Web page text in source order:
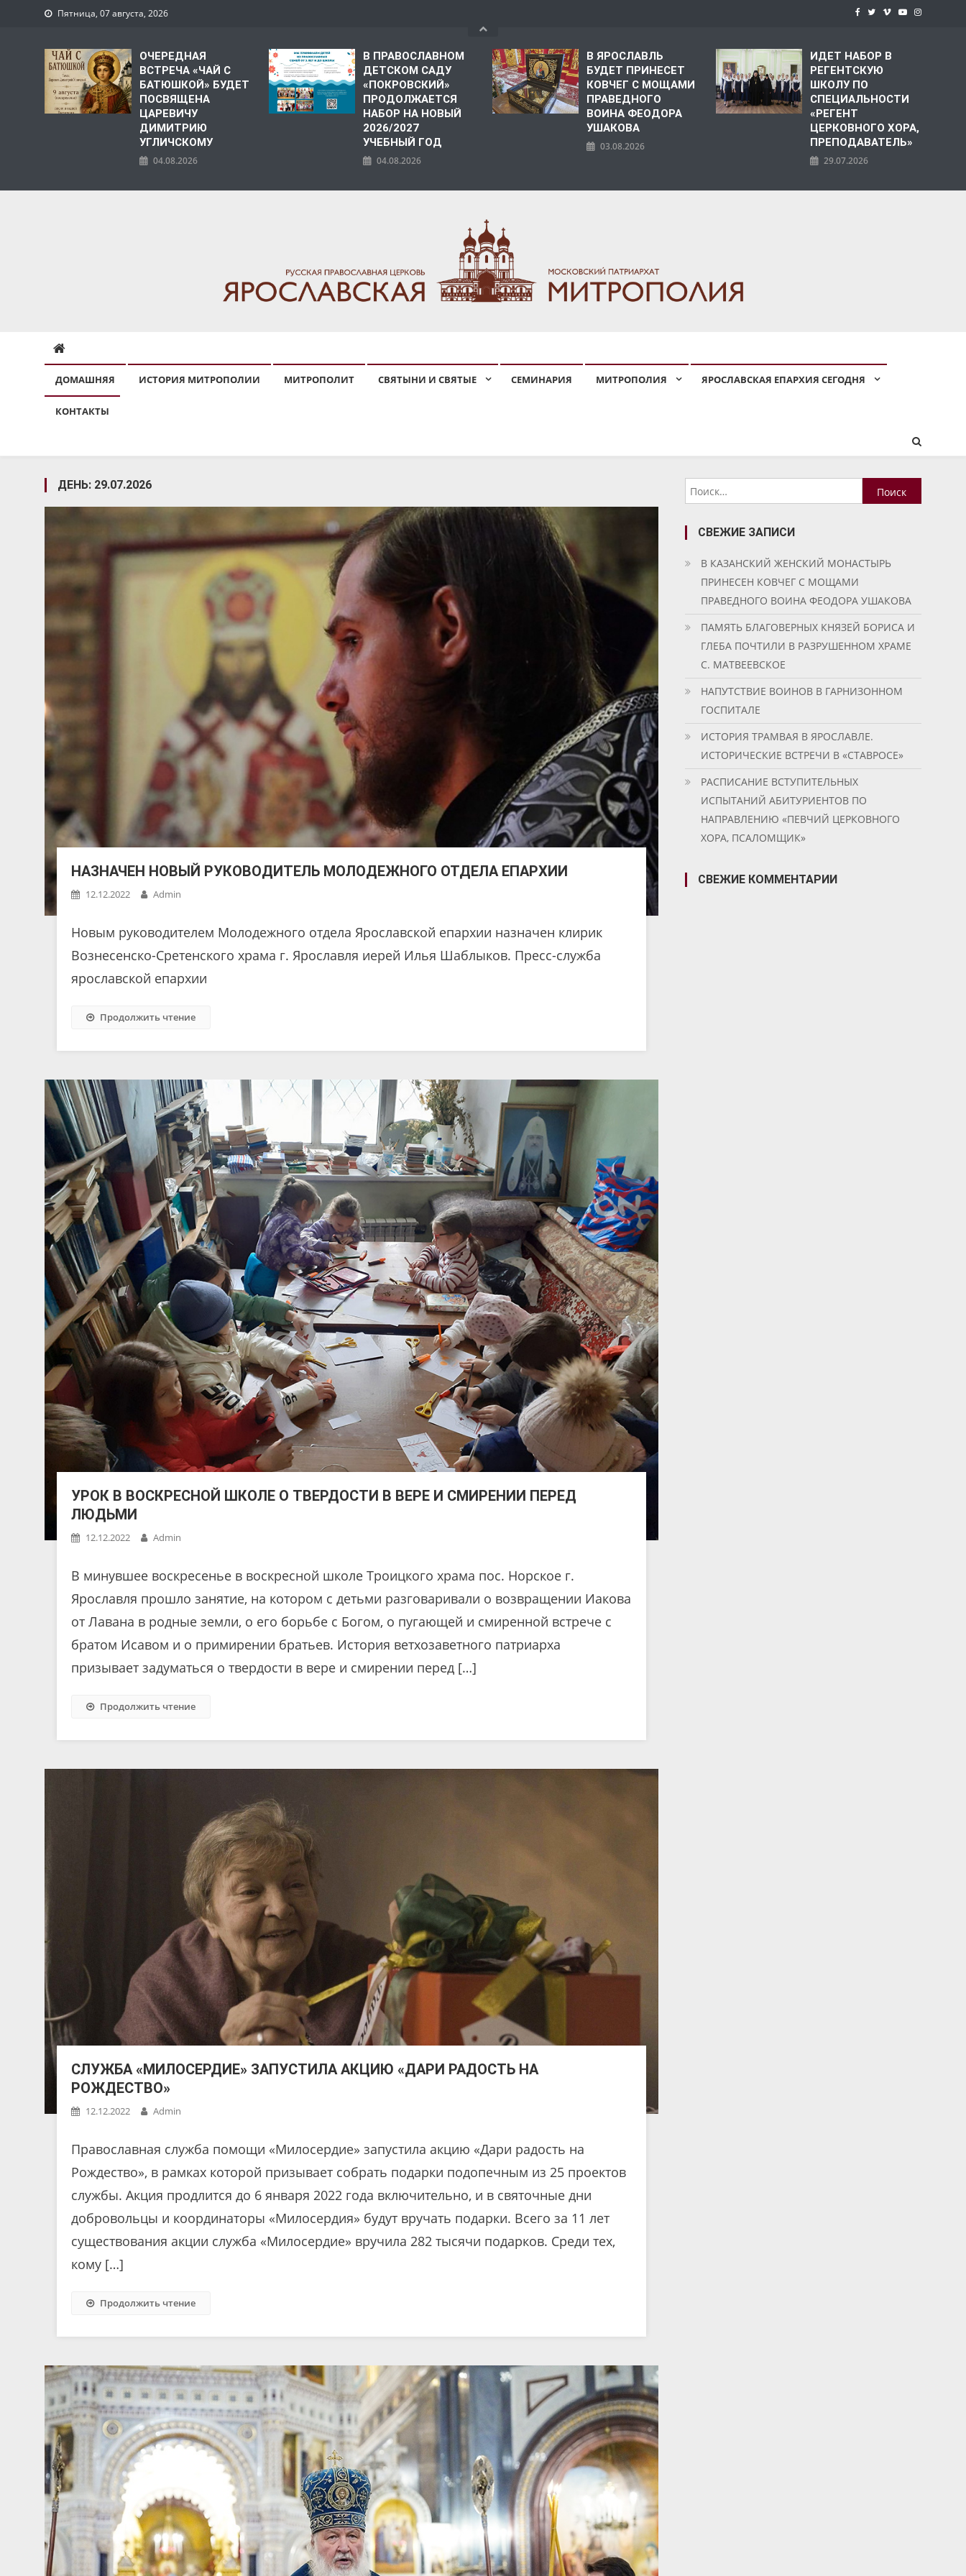
Пятница, 07 августа, 2026
ОЧЕРЕДНАЯ
ВСТРЕЧА «ЧАЙ С
БАТЮШКОЙ» БУДЕТ
ПОСВЯЩЕНА
ЦАРЕВИЧУ
ДИМИТРИЮ
УГЛИЧСКОМУ
04.08.2026
В ПРАВОСЛАВНОМ
ДЕТСКОМ САДУ
«ПОКРОВСКИЙ»
ПРОДОЛЖАЕТСЯ
НАБОР НА НОВЫЙ
2026/2027
УЧЕБНЫЙ ГОД
04.08.2026
В ЯРОСЛАВЛЬ
БУДЕТ ПРИНЕСЕТ
КОВЧЕГ С МОЩАМИ
ПРАВЕДНОГО
ВОИНА ФЕОДОРА
УШАКОВА
03.08.2026
ИДЕТ НАБОР В
РЕГЕНТСКУЮ
ШКОЛУ ПО
СПЕЦИАЛЬНОСТИ
«РЕГЕНТ
ЦЕРКОВНОГО ХОРА,
ПРЕПОДАВАТЕЛЬ»
29.07.2026
ДОМАШНЯЯ ИСТОРИЯ МИТРОПОЛИИ МИТРОПОЛИТ СВЯТЫНИ И СВЯТЫЕ СЕМИНАРИЯ МИТРОПОЛИЯ ЯРОСЛАВСКАЯ ЕПАРХИЯ СЕГОДНЯ
КОНТАКТЫ
ДЕНЬ: 29.07.2026
НАЗНАЧЕН НОВЫЙ РУКОВОДИТЕЛЬ МОЛОДЕЖНОГО ОТДЕЛА ЕПАРХИИ
12.12.2022 Admin
Новым руководителем Молодежного отдела Ярославской епархии назначен клирик
Вознесенско-Сретенского храма г. Ярославля иерей Илья Шаблыков. Пресс-служба
ярославской епархии
Продолжить чтение
УРОК В ВОСКРЕСНОЙ ШКОЛЕ О ТВЕРДОСТИ В ВЕРЕ И СМИРЕНИИ ПЕРЕД
ЛЮДЬМИ
12.12.2022 Admin
В минувшее воскресенье в воскресной школе Троицкого храма пос. Норское г.
Ярославля прошло занятие, на котором с детьми разговаривали о возвращении Иакова
от Лавана в родные земли, о его борьбе с Богом, о пугающей и смиренной встрече с
братом Исавом и о примирении братьев. История ветхозаветного патриарха
призывает задуматься о твердости в вере и смирении перед […]
Продолжить чтение
СЛУЖБА «МИЛОСЕРДИЕ» ЗАПУСТИЛА АКЦИЮ «ДАРИ РАДОСТЬ НА
РОЖДЕСТВО»
12.12.2022 Admin
Православная служба помощи «Милосердие» запустила акцию «Дари радость на
Рождество», в рамках которой призывает собрать подарки подопечным из 25 проектов
службы. Акция продлится до 6 января 2022 года включительно, и в святочные дни
добровольцы и координаторы «Милосердия» будут вручать подарки. Всего за 11 лет
существования акции служба «Милосердие» вручила 282 тысячи подарков. Среди тех,
кому […]
Продолжить чтение
Найти:
СВЕЖИЕ ЗАПИСИ
В КАЗАНСКИЙ ЖЕНСКИЙ МОНАСТЫРЬ
ПРИНЕСЕН КОВЧЕГ С МОЩАМИ
ПРАВЕДНОГО ВОИНА ФЕОДОРА УШАКОВА
ПАМЯТЬ БЛАГОВЕРНЫХ КНЯЗЕЙ БОРИСА И
ГЛЕБА ПОЧТИЛИ В РАЗРУШЕННОМ ХРАМЕ
С. МАТВЕЕВСКОЕ
НАПУТСТВИЕ ВОИНОВ В ГАРНИЗОННОМ
ГОСПИТАЛЕ
ИСТОРИЯ ТРАМВАЯ В ЯРОСЛАВЛЕ.
ИСТОРИЧЕСКИЕ ВСТРЕЧИ В «СТАВРОСЕ»
РАСПИСАНИЕ ВСТУПИТЕЛЬНЫХ
ИСПЫТАНИЙ АБИТУРИЕНТОВ ПО
НАПРАВЛЕНИЮ «ПЕВЧИЙ ЦЕРКОВНОГО
ХОРА, ПСАЛОМЩИК»
СВЕЖИЕ КОММЕНТАРИИ